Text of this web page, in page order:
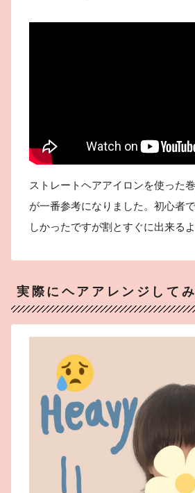
ストレートヘアアイロンを使った
が一番参考になりました。初心者
しかったですが割とすぐに出来る
実際にヘアアレンジして